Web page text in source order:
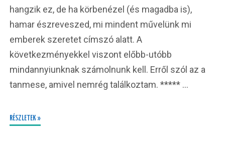
hangzik ez, de ha körbenézel (és magadba is),
hamar észreveszed, mi mindent művelünk mi
emberek szeretet címszó alatt. A
következményekkel viszont előbb-utóbb
mindannyiunknak számolnunk kell. Erről szól az a
tanmese, amivel nemrég találkoztam. ***** …
RÉSZLETEK »